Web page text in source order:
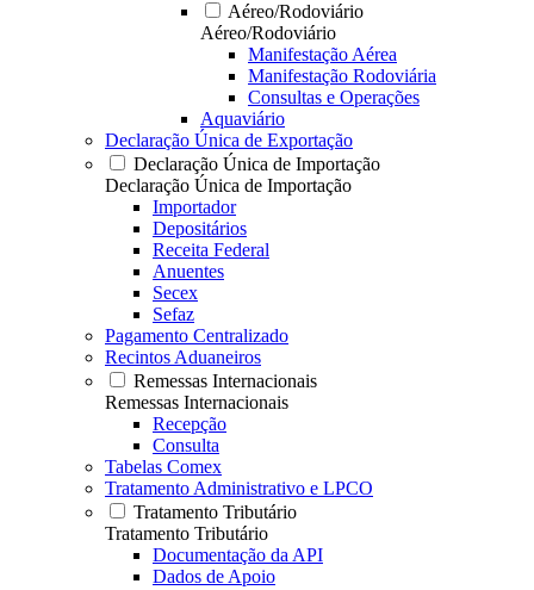
Aéreo/Rodoviário
Aéreo/Rodoviário
Manifestação Aérea
Manifestação Rodoviária
Consultas e Operações
Aquaviário
Declaração Única de Exportação
Declaração Única de Importação
Declaração Única de Importação
Importador
Depositários
Receita Federal
Anuentes
Secex
Sefaz
Pagamento Centralizado
Recintos Aduaneiros
Remessas Internacionais
Remessas Internacionais
Recepção
Consulta
Tabelas Comex
Tratamento Administrativo e LPCO
Tratamento Tributário
Tratamento Tributário
Documentação da API
Dados de Apoio